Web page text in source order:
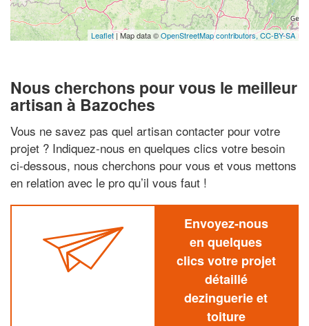
Leaflet| Map data ©OpenStreetMap contributors,CC-BY-SA
Nous cherchons pour vous le meilleur
artisan à Bazoches
Vous ne savez pas quel artisan contacter pour votre
projet ? Indiquez-nous en quelques clics votre besoin
ci-dessous, nous cherchons pour vous et vous mettons
en relation avec le pro qu’il vous faut !
Envoyez-nous
en quelques
clics votre projet
détaillé
dezinguerie et
toiture